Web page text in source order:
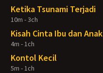
Ketika Tsunami Terjadi
10m - 3ch
Kisah Cinta Ibu dan Anak
4m - 1ch
Kontol Kecil
5m - 1ch